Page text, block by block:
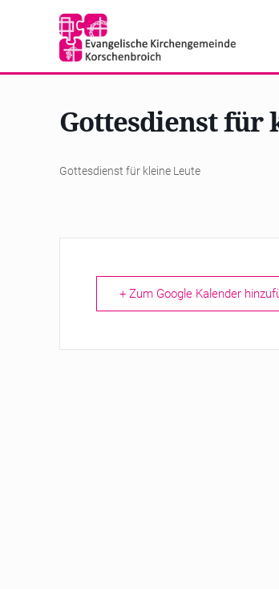
Gottesdienst für
Gottesdienst für kleine Leute
+ Zum Google Kalender